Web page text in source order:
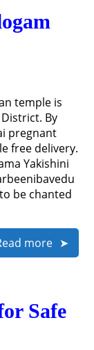
temple is
By
pregnant
free delivery.
Yakishini
be chanted
more
Safe